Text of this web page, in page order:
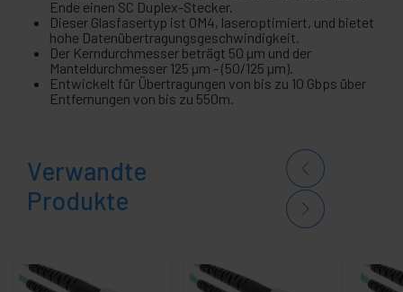
Ende einen SC Duplex-Stecker.
Dieser Glasfasertyp ist OM4, laseroptimiert, und bietet
hohe Datenübertragungsgeschwindigkeit.
Der Kerndurchmesser beträgt 50 µm und der
Manteldurchmesser 125 µm - (50/125 µm).
Entwickelt für Übertragungen von bis zu 10 Gbps über
Entfernungen von bis zu 550m.
Verwandte
Produkte